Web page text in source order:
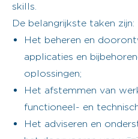
skills.
De belangrijkste taken zijn:
Het beheren en
applicaties en
oplossingen;
Het afstemmen van
functioneel- en
Het adviseren en